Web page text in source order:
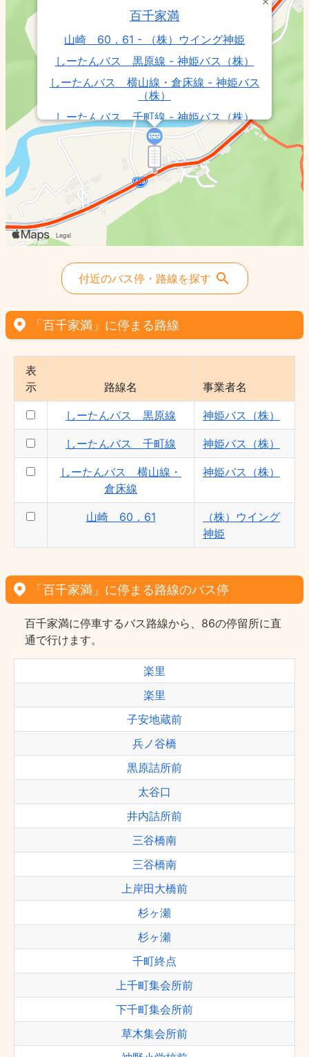
百千家満
山崎 60．61 - （株）ウイング神姫
しーたんバス 黒原線 - 神姫バス（株）
しーたんバス 横山線・倉床線 - 神姫バス
（株）
しーたんバス 千町線 - 神姫バス（株）
付近のバス停・路線を探す
「百千家満」に停まる路線
表
示
路線名 事業者名
しーたんバス 黒原線 神姫バス（株）
しーたんバス 千町線 神姫バス（株）
しーたんバス 横山線・
倉床線
神姫バス（株）
山崎 60．61
（株）ウイング
神姫
「百千家満」に停まる路線のバス停
百千家満に停車するバス路線から、86の停留所に直
通で行けます。
楽里
楽里
子安地蔵前
兵ノ谷橋
黒原詰所前
太谷口
井内詰所前
三谷橋南
三谷橋南
上岸田大橋前
杉ヶ瀬
杉ヶ瀬
千町終点
上千町集会所前
下千町集会所前
草木集会所前